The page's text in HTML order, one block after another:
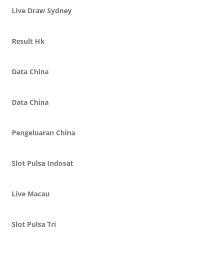
Live Draw Sydney
Result Hk
Data China
Data China
Pengeluaran China
Slot Pulsa Indosat
Live Macau
Slot Pulsa Tri